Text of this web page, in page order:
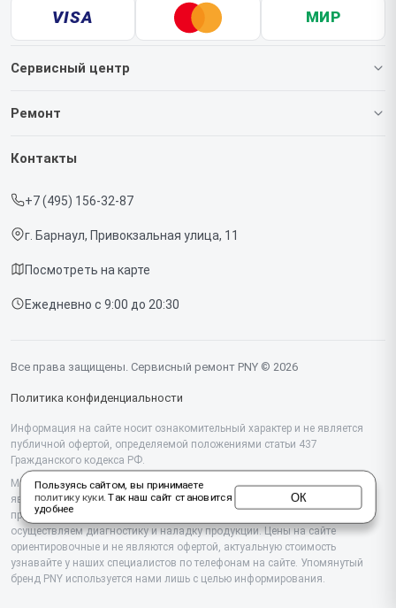
VISA МИР
Сервисный центр
О нашем сервисе
Срочный ремонт
Доставка и способы оплаты
Диагностика
Контакты
Ремонт
Видеокарт
Контакты
+7 (495) 156-32-87
г. Барнаул, Привокзальная улица, 11
Посмотреть на карте
Ежедневно с 9:00 до 20:30
Все права защищены. Сервисный ремонт PNY © 2026
Политика конфиденциальности
Информация на сайте носит ознакомительный характер и не является
публичной офертой, определяемой положениями статьи 437
Гражданского кодекса РФ.
Мы специализируемся на обслуживании и ремонте техники PNY, но не
являемся их официальным представителем. Предоставляем
профессиональные услуги после истечения гарантии, а также
осуществляем диагностику и наладку продукции. Цены на сайте
ориентировочные и не являются офертой, актуальную стоимость
узнавайте у наших специалистов по телефонам на сайте. Упомянутый
бренд PNY используется нами лишь с целью информирования.
Пользуясь сайтом, вы принимаете
политику куки. Так наш сайт становится
удобнее
ОК